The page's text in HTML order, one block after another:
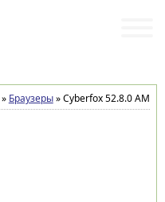
» Браузеры»Cyberfox 52.8.0 AMD